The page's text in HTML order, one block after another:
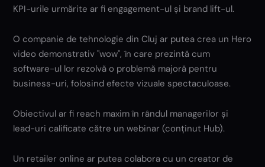
KPI-urile urmărite ar fi engagement-ul și brand lift-ul.
O companie de tehnologie din Cluj ar putea crea un Hero
video demonstrativ "wow", în care prezintă cum
software-ul lor rezolvă o problemă majoră pentru
business-uri, folosind efecte vizuale spectaculoase.
Obiectivul ar fi reach maxim în rândul managerilor și
lead-uri calificate către un webinar (conținut Hub).
Un retailer online ar putea colabora cu un creator de